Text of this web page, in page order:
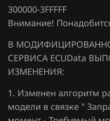
Land Rover
Lexus
Lifan
Lincoln
Livan
Luxgen
300000-3FFFFF
Внимание!
В
СЕРВИСА ECUData
ИЗМЕНЕНИЯ:
1. Изменен алгоритм
модели в связке "